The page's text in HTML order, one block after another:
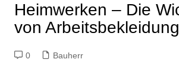
Heimwerken – Die
von Arbeitsbekleidung
0 Bauherr